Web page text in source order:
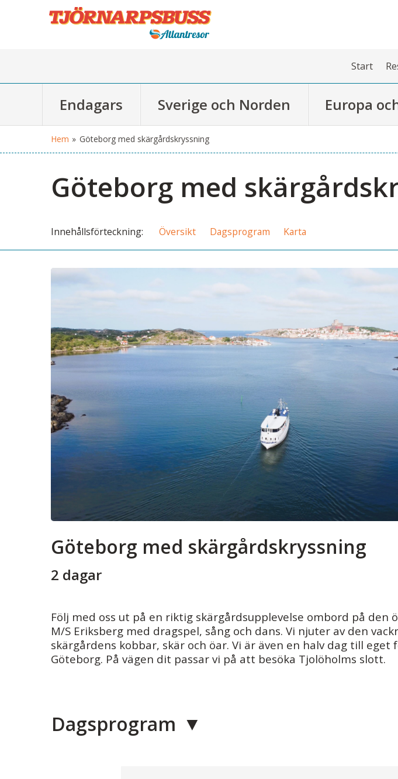
Start
Endagars Sverige och Norden Europa
Hem » Göteborg med skärgårdskryssning
Göteborg med
Innehållsförteckning Översikt Dagsprogram Karta
Göteborg med skärgårdskryssning
2 dagar
Följ med oss ut på en riktig skärgårdsupplevelse ombord på den
M/S Eriksberg med dragspel, sång och dans. Vi njuter av den
skärgårdens kobbar, skär och öar. Vi är även en halv dag till eget
Göteborg. På vägen dit passar vi på att besöka Tjolöholms slott.
Dagsprogram